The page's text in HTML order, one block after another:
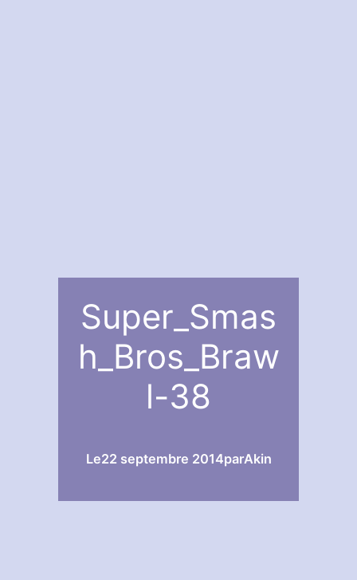
Super_Smas
h_Bros_Braw
l-38
Le22 septembre 2014parAkin